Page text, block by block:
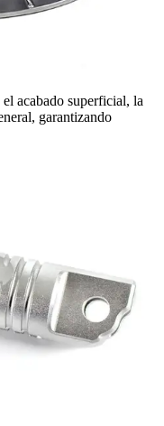
acabado superficial, la
garantizando